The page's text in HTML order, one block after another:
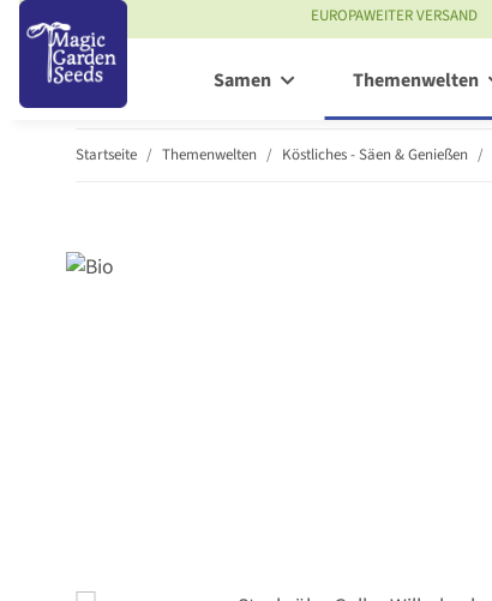
EUROPAWEITER VERSAND
Samen Themenwelten
Startseite Themenwelten Köstliches - Säen & Genießen